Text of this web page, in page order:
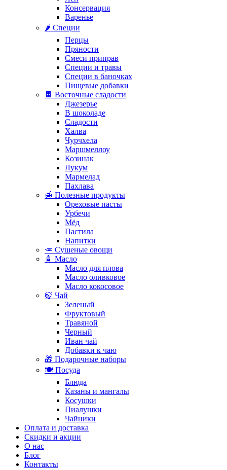
Консервация
Варенье
🌶️ Специи
Перцы
Пряности
Смеси приправ
Специи и травы
Специи в баночках
Пищевые добавки
🍫 Восточные сладости
Джезерье
В шоколаде
Сладости
Халва
Чурчхела
Маршмеллоу
Козинак
Лукум
Мармелад
Пахлава
🍯 Полезные продукты
Ореховые пасты
Урбечи
Мёд
Пастила
Напитки
🥕 Сушеные овощи
🧴 Масло
Масло для плова
Масло оливковое
Масло кокосовое
🍃 Чай
Зеленый
Фруктовый
Травяной
Черный
Иван чай
Добавки к чаю
🎁 Подарочные наборы
🍽️ Посуда
Блюда
Казаны и мангалы
Косушки
Пиалушки
Чайники
Оплата и доставка
Скидки и акции
О нас
Блог
Контакты